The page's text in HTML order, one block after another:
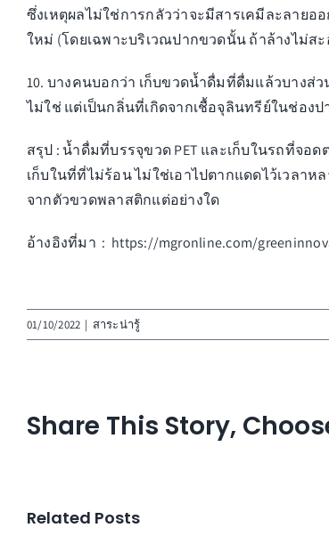
ซึ่งเหตุผลไม่ใช่การกลัวว่าจะมีสารเคมีละลาย
ใหม่ (โดยเฉพาะบริเวณปากขวดนั้น ถ้าล้างไม่ส
10. บางคนบอกว่า เก็บขวดน้ำดื่มที่ดื่มแล้วบางส่
ไม่ใช่ แต่เป็นกลิ่นที่เกิดจากเชื้อจุลินทรีย์ในช่อง
สรุป : น้ำดื่มที่บรรจุขวด PET และเก็บในรถที่จอ
เก็บในที่ที่ไม่ร้อน ไม่ใช่เอาไปตากแดดไว้เวลาห
จากตัวขวดพลาสติกแต่อย่างใด
อ้างอิงที่มา : https://mgronline.com/
01/10/2022 | สาระน่ารู้
Share This Story,
Related Posts